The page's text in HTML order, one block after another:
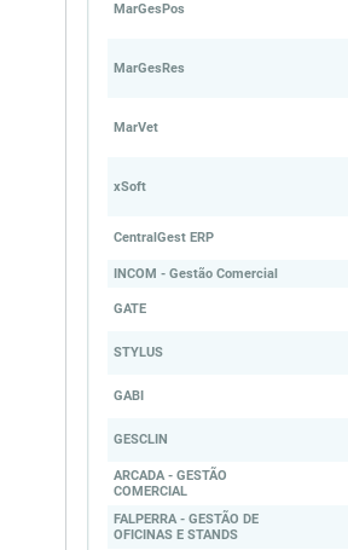
MarGesPos
MarGesRes
MarVet
xSoft
CentralGest ERP
INCOM - Gestão Comercial
GATE
STYLUS
GABI
GESCLIN
ARCADA - GESTÃO
COMERCIAL
FALPERRA - GESTÃO DE
OFICINAS E STANDS